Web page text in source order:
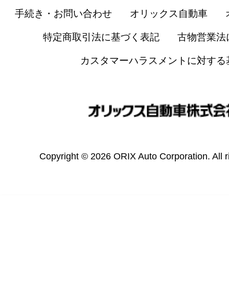
手続き・お問い合わせ オリックス自動車
特定商取引法に基づく表記 古物営業法
カスタマーハラスメントに対する
Copyright © 2026 ORIX Auto Corporation. All